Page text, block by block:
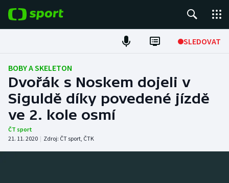
SLEDOVAT
Fotbal
Hokej
Tenis
Atletika
BOBY A SKELETON
Dvořák s Noskem dojeli v
Siguldě díky povedené jízdě
ve 2. kole osmí
ČT sport
21. 11. 2020 | Zdroj: ČT sport, ČTK